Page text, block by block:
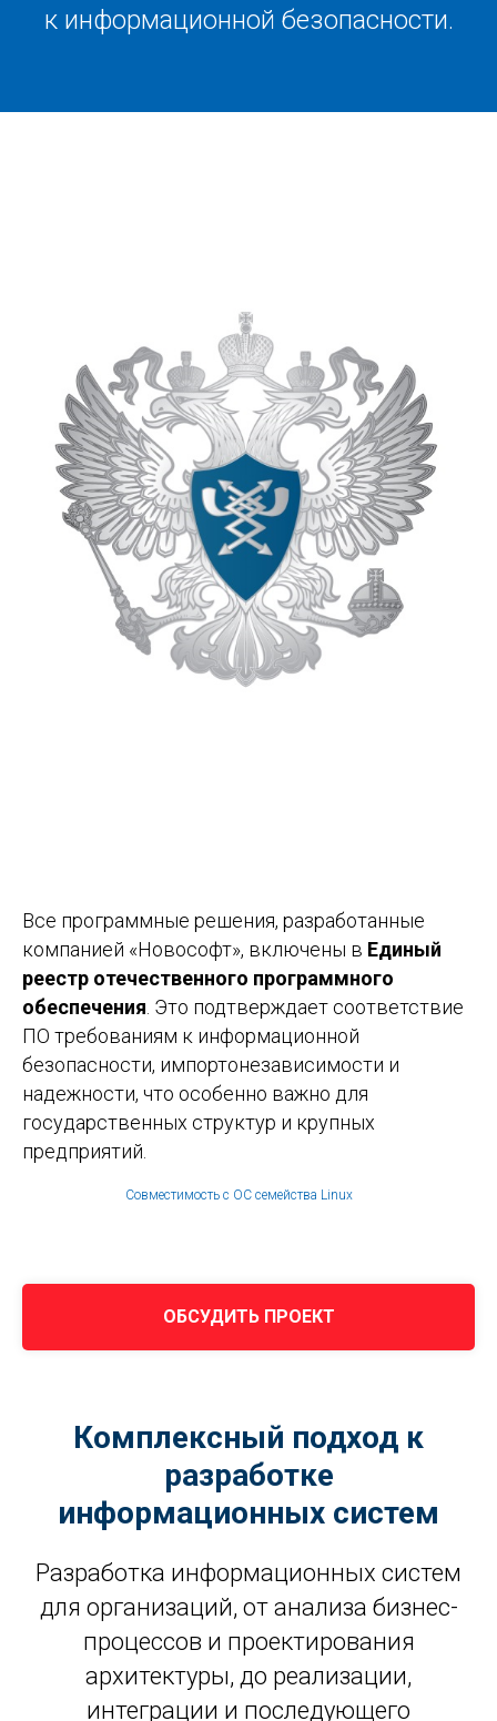
к информационной безопасности.
Все программные решения, разработанные
компанией «Новософт», включены в Единый
реестр отечественного программного
обеспечения. Это подтверждает соответствие
ПО требованиям к информационной
безопасности, импортонезависимости и
надежности, что особенно важно для
государственных структур и крупных
предприятий.
Совместимость с ОС семейства Linux
ОБСУДИТЬ ПРОЕКТ
Комплексный подход к
разработке
информационных систем
Разработка информационных систем
для организаций, от анализа бизнес-
процессов и проектирования
архитектуры, до реализации,
интеграции и последующего